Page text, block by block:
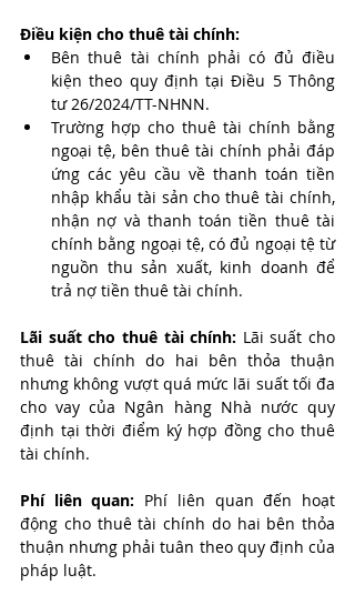
Điều kiện cho thuê tài chính:
Bên thuê tài chính phải có đủ điều
kiện theo quy định tại Điều 5 Thông
tư 26/2024/TT-NHNN.
Trường hợp cho thuê tài chính bằng
ngoại tệ, bên thuê tài chính phải đáp
ứng các yêu cầu về thanh toán tiền
nhập khẩu tài sản cho thuê tài chính,
nhận nợ và thanh toán tiền thuê tài
chính bằng ngoại tệ, có đủ ngoại tệ từ
nguồn thu sản xuất, kinh doanh để
trả nợ tiền thuê tài chính.
Lãi suất cho thuê tài chính: Lãi suất cho
thuê tài chính do hai bên thỏa thuận
nhưng không vượt quá mức lãi suất tối đa
cho vay của Ngân hàng Nhà nước quy
định tại thời điểm ký hợp đồng cho thuê
tài chính.
Phí liên quan: Phí liên quan đến hoạt
động cho thuê tài chính do hai bên thỏa
thuận nhưng phải tuân theo quy định của
pháp luật.